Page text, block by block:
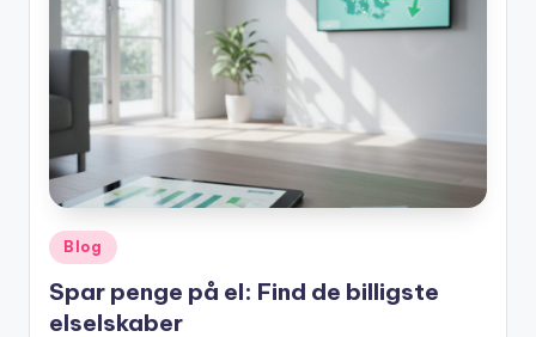
Posted
in
Blog
Spar penge på el: Find de billigste
elselskaber